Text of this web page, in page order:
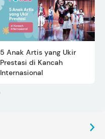
5 Anak Artis yang Ukir
Prestasi di Kancah
Internasional